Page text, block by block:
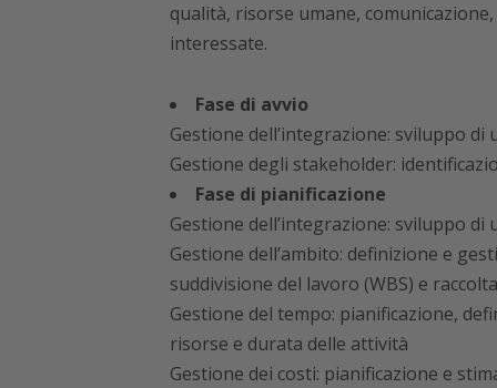
qualità, risorse umane,
interessate.
Fase di avvio
Gestione dell’integrazione: sviluppo
Gestione degli stakeholder:
Fase di pianificazione
Gestione dell’integrazione: sviluppo
Gestione dell’ambito: definizione e
suddivisione del lavoro (WBS) e
Gestione del tempo: pianificazione,
risorse e durata delle attività
Gestione dei costi: pianificazione e